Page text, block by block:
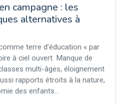
campagne : les
alternatives à
terre d’éducation « par
à ciel ouvert. Manque de
multi-âges, éloignement
rapports étroits à la nature,
des enfants...